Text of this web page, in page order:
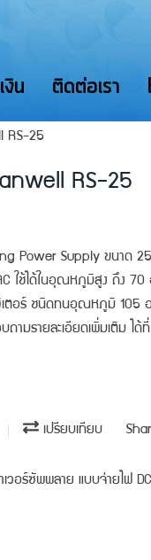
น ติดต่อเรา
RS-25
RS-25
Power Supply ขนาด
ใช้ได้ในอุณหภูมิสูง ถึง 70
ตอร์ ชนิดทนอุณหภูมิ 105 อง
ามรายละเอียดเพิ่มเติม ไ
เปรียบเทียบ
เวอร์ซัพพลาย แบบจ่ายไฟ